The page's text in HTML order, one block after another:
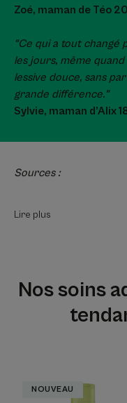
Zoé, maman de Téo
“Ce qui a tout changé
les jours, même
lessive douce, sans
grande différence.”
Sylvie, maman d’Alix
Sources :
Lire plus
Nos soins
nuit
NOUVEAU